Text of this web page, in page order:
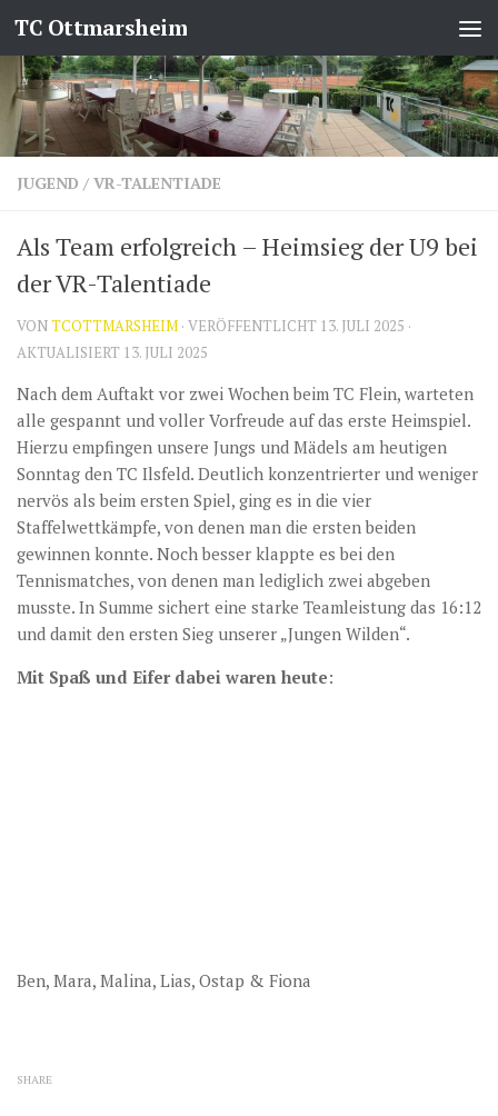
Zum Inhalt springen
TC Ottmarsheim
JUGEND / VR-TALENTIADE
Als Team erfolgreich – Heimsieg der U9 bei
der VR-Talentiade
VONTCOTTMARSHEIM · VERÖFFENTLICHT 13. JULI 2025 ·
AKTUALISIERT 13. JULI 2025
Nach dem Auftakt vor zwei Wochen beim TC Flein, warteten
alle gespannt und voller Vorfreude auf das erste Heimspiel.
Hierzu empfingen unsere Jungs und Mädels am heutigen
Sonntag den TC Ilsfeld. Deutlich konzentrierter und weniger
nervös als beim ersten Spiel, ging es in die vier
Staffelwettkämpfe, von denen man die ersten beiden
gewinnen konnte. Noch besser klappte es bei den
Tennismatches, von denen man lediglich zwei abgeben
musste. In Summe sichert eine starke Teamleistung das 16:12
und damit den ersten Sieg unserer „Jungen Wilden“.
Mit Spaß und Eifer dabei waren heute:
Ben, Mara, Malina, Lias, Ostap & Fiona
SHARE